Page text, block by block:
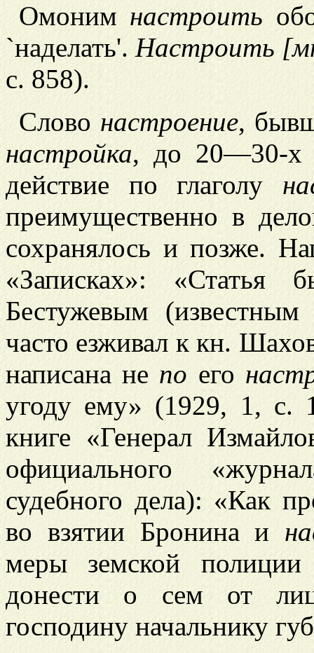
Омоним настроить
`наделать'.Настроить
с. 858).
Слово настроение,
настройка, до 20—30-х
действие по глаголу
преимущественно в
сохранялось и позже.
«Записках»: «Статья
Бестужевым
часто езживал к кн.
написана не по его
угоду ему» (1929, 1, с.
книге «Генерал
официального
судебного дела): «Как
во взятии Бронина и
меры земской
донести о сем от
господину начальнику